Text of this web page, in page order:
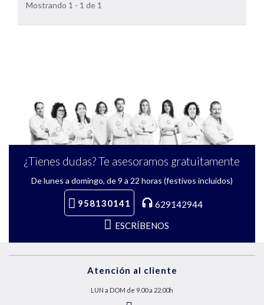
Mostrando 1 - 1 de 1
¿Tienes dudas? Te asesoramos gratuitamente
De lunes a domingo, de 9 a 22 horas (festivos incluidos)
958130141
629142944
ESCRÍBENOS
Atención al cliente
LUN a DOM de 9.00 a 22.00h